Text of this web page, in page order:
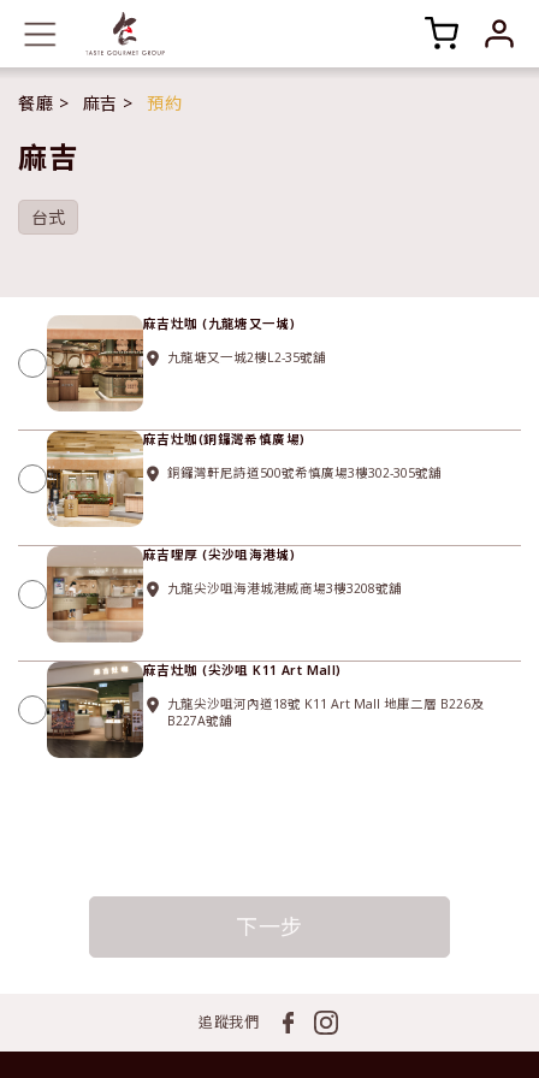
餐廳 麻吉 預約
麻吉
台式
麻吉灶咖 (九龍塘又一城)
九龍塘又一城2樓L2-35號舖
麻吉灶咖(銅鑼灣希慎廣場)
銅鑼灣軒尼詩道500號希慎廣場3樓302-305號舖
麻吉哩厚 (尖沙咀海港城)
九龍尖沙咀海港城港威商場3樓3208號舖
麻吉灶咖 (尖沙咀 K11 Art Mall)
九龍尖沙咀河內道18號 K11 Art Mall 地庫二層 B226及
B227A號舖
下一步
追蹤我們